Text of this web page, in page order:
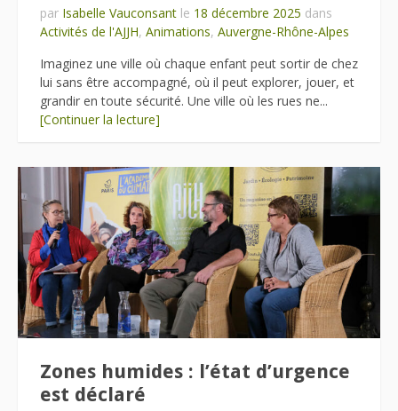
par Isabelle Vauconsant le 18 décembre 2025 dans
Activités de l'AJJH, Animations, Auvergne-Rhône-Alpes
Imaginez une ville où chaque enfant peut sortir de chez
lui sans être accompagné, où il peut explorer, jouer, et
grandir en toute sécurité. Une ville où les rues ne...
[Continuer la lecture]
Zones humides : l’état d’urgence
est déclaré